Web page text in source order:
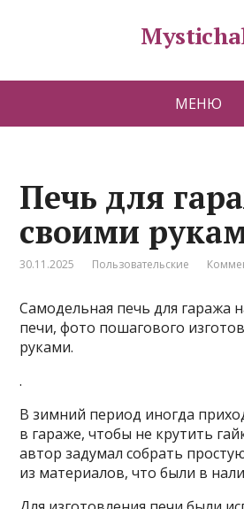
МЕНЮ
Печь для
своими
30.11.2025 Пользовательские
Самодельная печь для гаража
печи, фото пошагового
руками.
.
В зимний период иногда
в гараже, чтобы не крутить
автор задумал собрать
из материалов, что были в